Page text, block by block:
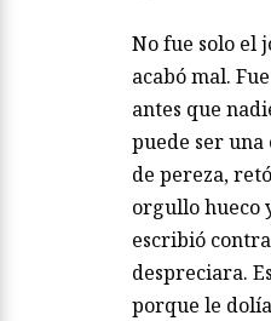
No fue solo el
acabó mal.
antes que
puede ser
de pereza,
orgullo hueco
escribió
despreciara.
porque le